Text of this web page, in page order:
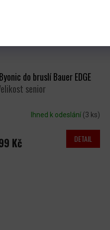
do bruslí Bauer EDGE
senior
Ihned k odeslání (3 ks)
Kč DETAIL